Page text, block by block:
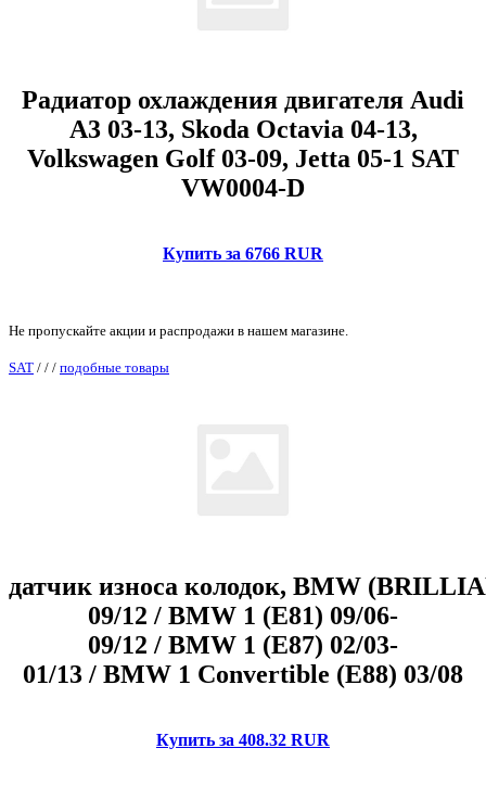
Радиатор охлаждения двигателя Audi
A3 03-13, Skoda Octavia 04-13,
Volkswagen Golf 03-09, Jetta 05-1 SAT
VW0004-D
Купить за 6766 RUR
Не пропускайте акции и распродажи в нашем магазине.
SAT / / / подобные товары
датчик износа колодок, BMW
09/12 / BMW 1 (E81) 09/06-
09/12 / BMW 1 (E87) 02/03-
01/13 / BMW 1 Convertible (E88) 03/08
Купить за 408.32 RUR